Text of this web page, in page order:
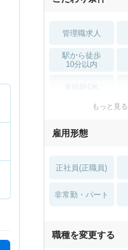
管理職求人
駅から徒歩
10分以内
住宅手当・補助
土日祝休
積極採用中
もっと見る
雇用形態
正社員(正職員)
非常勤・パート
職種を変更する